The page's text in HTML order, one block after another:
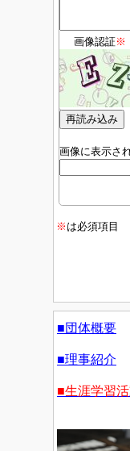
画像認証※
画像に表示さ
※ は必須項目
■団体概要
■理事紹介
■生涯学習